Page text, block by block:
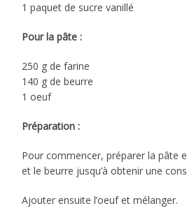
1 paquet de sucre vanillé
Pour la pâte :
250 g de farine
140 g de beurre
1 oeuf
Préparation :
Pour commencer, préparer la pâte
et le beurre jusqu’à obtenir une
Ajouter ensuite l’oeuf et mélanger.